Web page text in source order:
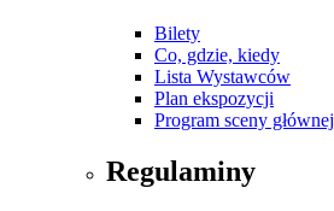
Bilety
Co, gdzie, kiedy
Lista Wystawców
Plan ekspozycji
Program sceny głównej
Regulaminy